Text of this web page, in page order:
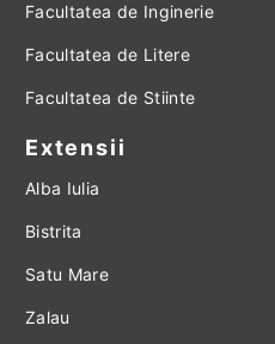
Facultatea de Inginerie
Facultatea de Litere
Facultatea de Stiinte
Extensii
Alba Iulia
Bistrita
Satu Mare
Zalau